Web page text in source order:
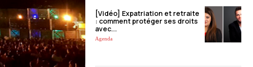
[Vidéo] Expatriation et retraite
: comment protéger ses droits
avec...
Agenda